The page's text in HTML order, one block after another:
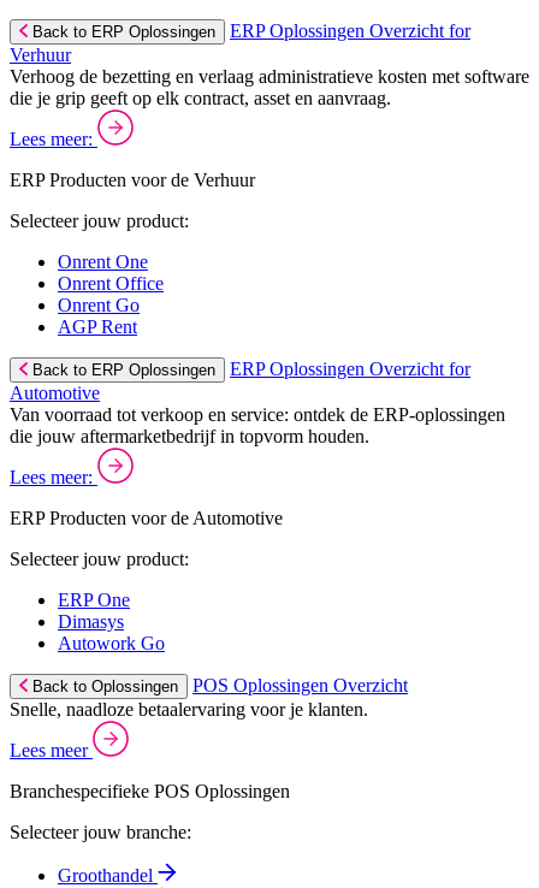
Back to ERP Oplossingen
ERP Oplossingen Overzicht for
Verhuur
Verhoog de bezetting en verlaag administratieve kosten met software
die je grip geeft op elk contract, asset en aanvraag.
Lees meer:
ERP Producten voor de Verhuur
Selecteer jouw product:
Onrent One
Onrent Office
Onrent Go
AGP Rent
Back to ERP Oplossingen
ERP Oplossingen Overzicht for
Automotive
Van voorraad tot verkoop en service: ontdek de ERP-oplossingen
die jouw aftermarketbedrijf in topvorm houden.
Lees meer:
ERP Producten voor de Automotive
Selecteer jouw product:
ERP One
Dimasys
Autowork Go
Back to Oplossingen
POS Oplossingen Overzicht
Snelle, naadloze betaalervaring voor je klanten.
Lees meer
Branchespecifieke POS Oplossingen
Selecteer jouw branche:
Groothandel